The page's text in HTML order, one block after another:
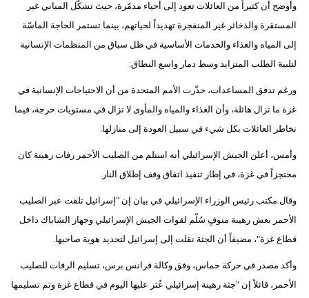
وأوضح أن كثيراً من العائلات تعود إلى أحياء مدمّرة، حيث تشكّل المباني غير
المستقرة والذخائر غير المنفجرة تهديداً لحياتهم، بينما تستمر الحاجة الماسّة
إلى المياه والغذاء والخدمات الأساسية في ظل سباق من المنظمات الإنسانية
لتلبية الطلب المتزايد وسط دمار واسع النطاق.
ورغم تدفق المساعدات، حذّرت الأمم المتحدة من أن الاحتياجات الإنسانية في
غزة ما تزال هائلة، وأن الغذاء والمياه والمأوى لا تزال في مستويات حرجة، فيما
تخاطر العائلات بكل شيء في سبيل العودة إلى منازلها.
وأمس، أعلن الجيش الإسرائيلي أنه استلم من الصليب الأحمر رفات رهينة كان
محتجزاً في غزة، في إطار تنفيذ اتفاق وقف إطلاق النار.
وقال مكتب رئيس الوزراء الإسرائيلي في بيان إن "إسرائيل تلقت عبر الصليب
الأحمر نعش رهينة متوفٍ سُلّم لقوات الجيش الإسرائيلي وجهاز الشاباك داخل
قطاع غزة"، مضيفاً أن الجثة نقلت إلى إسرائيل لتحديد هوية صاحبها.
وأكد مصدر في حركة حماس، وفق وكالة فرانس برس، تسليم الرفات للصليب
الأحمر، قائلاً إن "جثة رهينة إسرائيلي عُثر عليها اليوم في قطاع غزة وتم تسليمها